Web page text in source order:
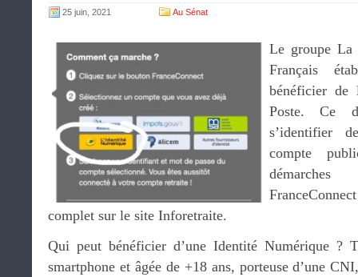
25 juin, 2021 Au Sénat
Le groupe La
Français
bénéficier de
Poste. Ce
s’identifier
compte
complet sur le site Inforetraite.
Qui peut bénéficier d’une Identité Numérique ?
smartphone et âgée de +18 ans, porteuse d’une